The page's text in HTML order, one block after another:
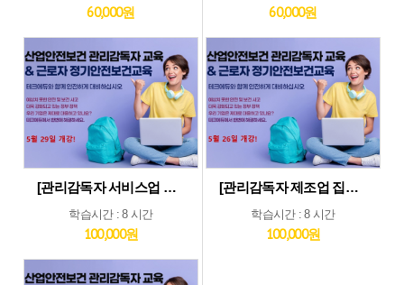
60,000원 60,000원
[관리감독자 서비스업 및 기타업 집체교육_5월29일] 기타업종 및 서비스업종 관리감독자 집체 교육...5월29일 개강
학습시간 : 8 시간
100,000원
[관리감독자 제조업 집체교육_5월26일] 제조업종 관리감독자 집체 교육...5월26일 개강
학습시간 : 8 시간
100,000원